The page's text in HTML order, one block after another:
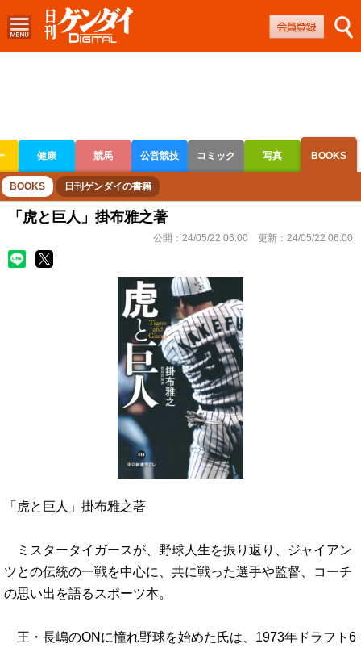
健康 競馬 公営競技 コミック 写真 BOOKS
ボートレース 競輪 オートレース
BOOKS 日刊ゲンダイの書籍
「虎と巨人」掛布雅之著
公開： 24/05/22 06:00 更新： 24/05/22 06:00
「虎と巨人」掛布雅之著
ミスタータイガースが、野球人生を振り返り、ジャイアン
ツとの伝統の一戦を中心に、共に戦った選手や監督、コーチ
の思い出を語るスポーツ本。
王・長嶋のONに憧れ野球を始めた氏は、1973年ドラフト6